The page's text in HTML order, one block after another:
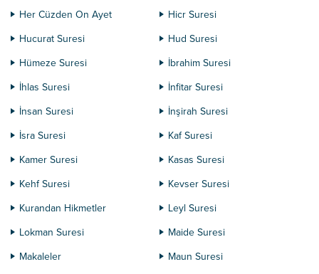
Her Cüzden On Ayet
Hicr Suresi
Hucurat Suresi
Hud Suresi
Hümeze Suresi
İbrahim Suresi
İhlas Suresi
İnfitar Suresi
İnsan Suresi
İnşirah Suresi
İsra Suresi
Kaf Suresi
Kamer Suresi
Kasas Suresi
Kehf Suresi
Kevser Suresi
Kurandan Hikmetler
Leyl Suresi
Lokman Suresi
Maide Suresi
Makaleler
Maun Suresi